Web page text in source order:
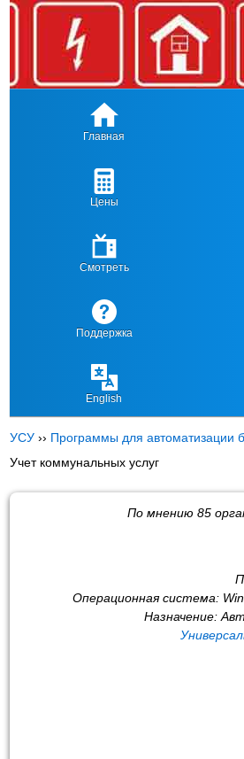
Главная
Цены
Смотреть
Поддержка
English
УСУ ›› Программы для автоматизации
Учет коммунальных услуг
По мнению 85
Операционная система:
Назначение: